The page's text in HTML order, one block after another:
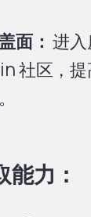
面： 进
社区，
力：